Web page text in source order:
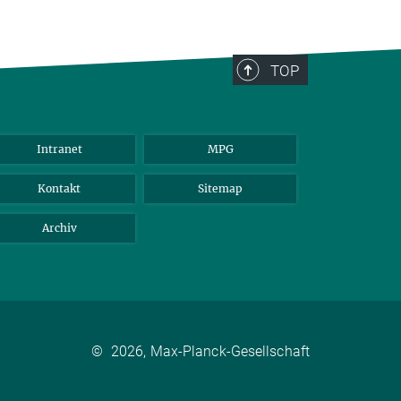
TOP
Intranet MPG
Kontakt Sitemap
Archiv
© 2026, Max-Planck-Gesellschaft